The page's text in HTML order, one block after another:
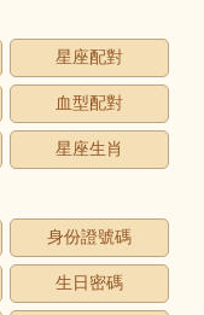
星座配對
血型配對
星座生肖
身份證號碼
生日密碼